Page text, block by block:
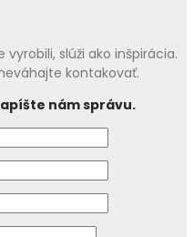
slúži ako inšpirácia.
kontakovať.
nám správu.